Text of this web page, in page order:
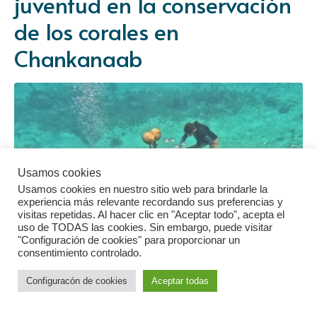
de los corales en
Chankanaab
Usamos cookies
Usamos cookies en nuestro sitio web para brindarle la
experiencia más relevante recordando sus preferencias y
visitas repetidas. Al hacer clic en "Aceptar todo", acepta el
uso de TODAS las cookies. Sin embargo, puede visitar
"Configuración de cookies" para proporcionar un
consentimiento controlado.
Configuracón de cookies Aceptar todas